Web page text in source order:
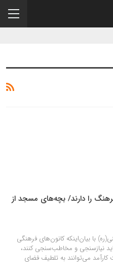
را دارند/ بچه‌های مسجد از
با بیان‌اینکه کانون‌های فرهنگی
نیازسنجی و مخاطب‌سنجی کنند،
کارآمد می‌توانند به تلطیف فضای